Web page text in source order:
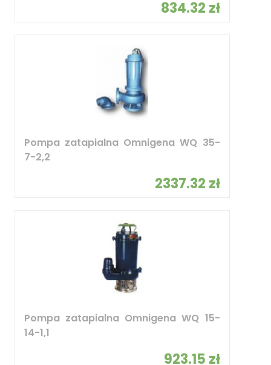
834.32 zł
Pompa zatapialna Omnigena WQ 35-
7-2,2
2337.32 zł
Pompa zatapialna Omnigena WQ 15-
14-1,1
923.15 zł